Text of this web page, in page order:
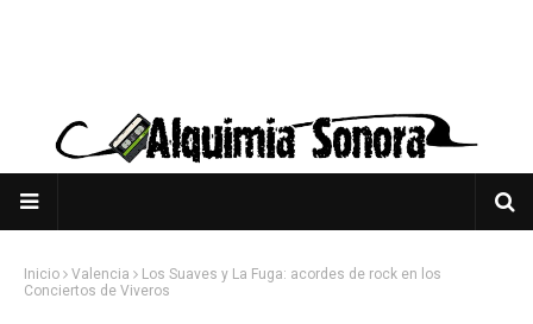
Inicio Valencia
Los Suaves y La Fuga: acordes de rock en los
Conciertos de Viveros